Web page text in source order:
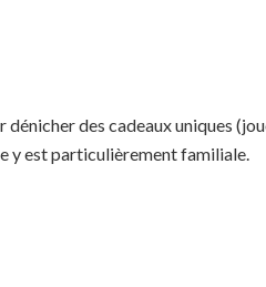
dénicher des cadeaux uniques
y est particulièrement familiale.